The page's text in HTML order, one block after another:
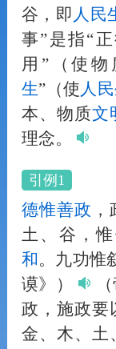
谷，即 人 民
事”是指“
用”（使
生”（使 人 民
本、物质文
理念。
引例1
德惟善政
土、谷，
和 。九功惟
谟》）
政，施政要
金、木、土